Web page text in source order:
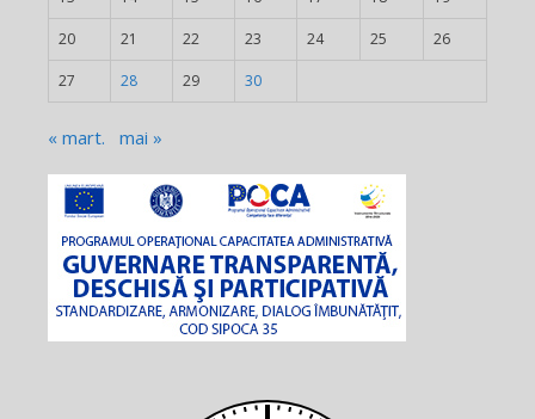
20 21 22 23 24 25 26
27 28 29 30
« mart. mai »